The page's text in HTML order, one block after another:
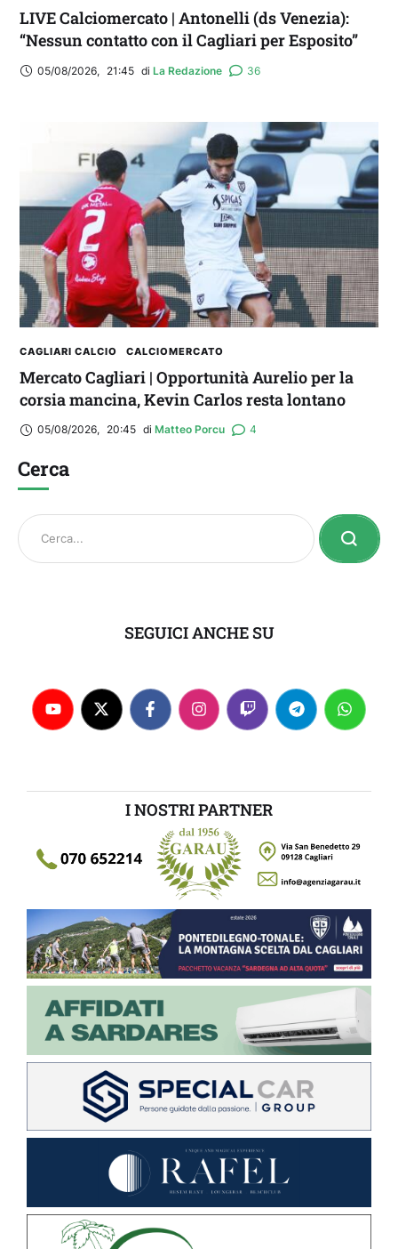
LIVE Calciomercato | Antonelli (ds Venezia):
“Nessun contatto con il Cagliari per Esposito”
05/08/2026, 21:45 di La Redazione 36
CAGLIARI CALCIO CALCIOMERCATO
Mercato Cagliari | Opportunità Aurelio per la
corsia mancina, Kevin Carlos resta lontano
05/08/2026, 20:45 di Matteo Porcu 4
Cerca
SEGUICI ANCHE SU
I NOSTRI PARTNER